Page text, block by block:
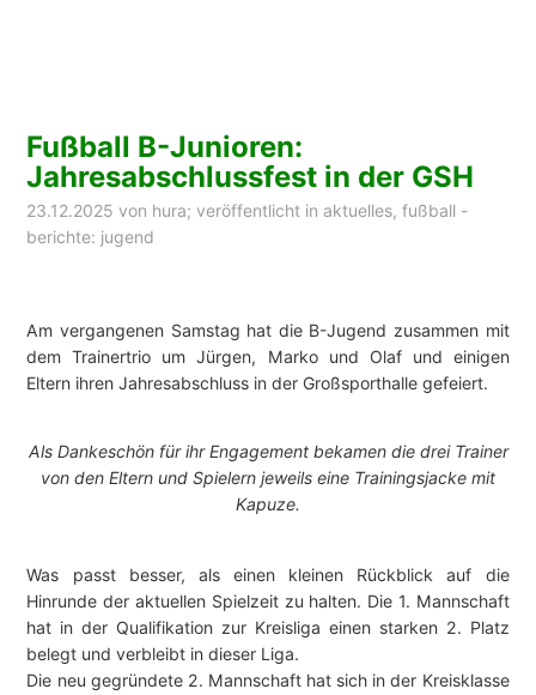
Fußball B-Junioren:
Jahresabschlussfest in der GSH
23.12.2025 von hura; veröffentlicht in aktuelles,fußball -
berichte: jugend
Am vergangenen Samstag hat die B-Jugend zusammen mit
dem Trainertrio um Jürgen, Marko und Olaf und einigen
Eltern ihren Jahresabschluss in der Großsporthalle gefeiert.
Als Dankeschön für ihr Engagement bekamen die drei Trainer
von den Eltern und Spielern jeweils eine Trainingsjacke mit
Kapuze.
Was passt besser, als einen kleinen Rückblick auf die
Hinrunde der aktuellen Spielzeit zu halten. Die 1. Mannschaft
hat in der Qualifikation zur Kreisliga einen starken 2. Platz
belegt und verbleibt in dieser Liga.
Die neu gegründete 2. Mannschaft hat sich in der Kreisklasse